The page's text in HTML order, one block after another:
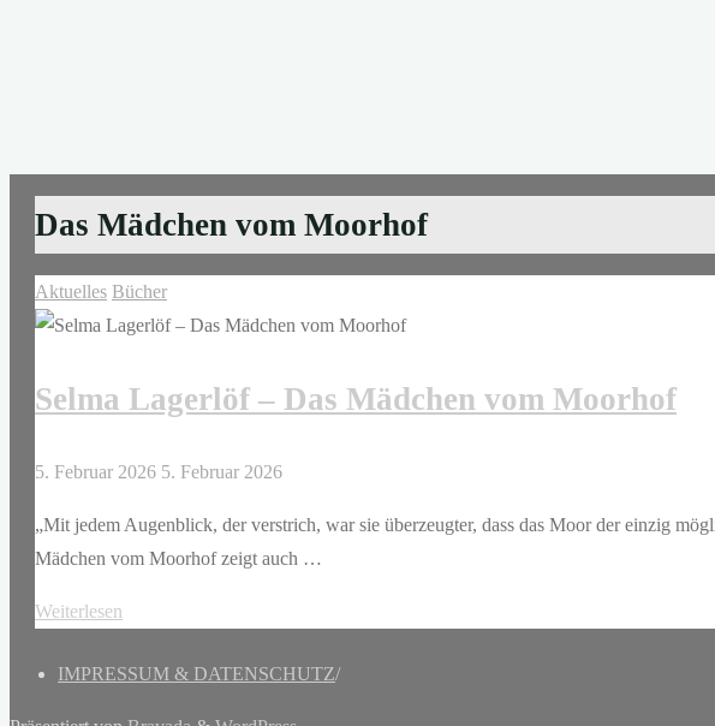
Das Mädchen vom Moorhof
Aktuelles Bücher
Selma Lagerlöf – Das Mädchen vom Moorhof
5. Februar 2026 5. Februar 2026
„Mit jedem Augenblick, der verstrich, war sie überzeugter, dass das Moor der einzig
Mädchen vom Moorhof zeigt auch …
Weiterlesen
–
IMPRESSUM & DATENSCHUTZ/